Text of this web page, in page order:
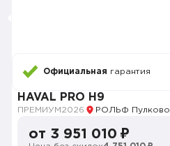
Официальная гарантия
HAVAL PRO H9
ПРЕМИУМ 2026 РОЛЬФ Пулково
от 3 951 010 ₽